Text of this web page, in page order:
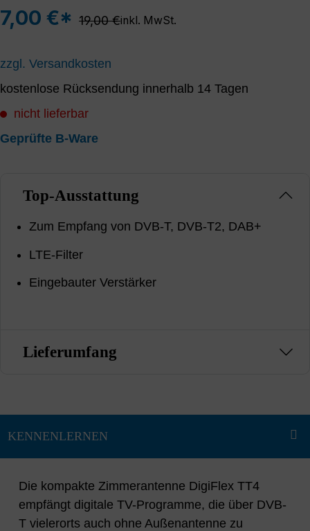
7,00 €* Regulärer Preis:
19,00 €inkl. MwSt.
zzgl. Versandkosten
kostenlose Rücksendung innerhalb 14 Tagen
nicht lieferbar
Geprüfte B-Ware
Top-Ausstattung
Zum Empfang von DVB-T, DVB-T2, DAB+
LTE-Filter
Eingebauter Verstärker
Lieferumfang
Die kompakte Zimmerantenne DigiFlex TT4
empfängt digitale TV-Programme, die über DVB-
T vielerorts auch ohne Außenantenne zu